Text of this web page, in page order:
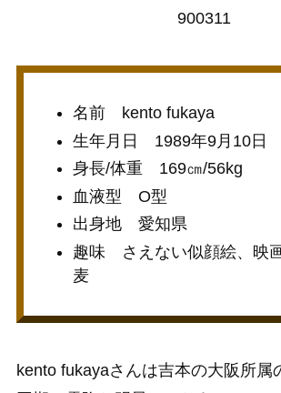
900311
名前 kento fukaya
生年月日 1989年9月10日
身長/体重 169㎝/56kg
血液型 O型
出身地 愛知県
趣味 さえない似顔絵、映
麦
kento fukayaさんは吉本の大阪所属